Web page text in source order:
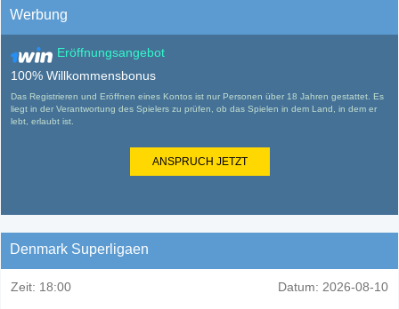
Werbung
Eröffnungsangebot
100% Willkommensbonus
Das Registrieren und Eröffnen eines Kontos ist nur Personen über 18 Jahren gestattet. Es
liegt in der Verantwortung des Spielers zu prüfen, ob das Spielen in dem Land, in dem er
lebt, erlaubt ist.
ANSPRUCH JETZT
Denmark Superligaen
Zeit: 18:00 Datum: 2026-08-10